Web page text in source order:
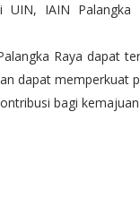
UIN, IAIN
Raya dapat
dapat memperkuat
bagi